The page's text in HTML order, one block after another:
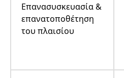
Επανασυσκευασία &
επανατοποθέτηση
του πλαισίου